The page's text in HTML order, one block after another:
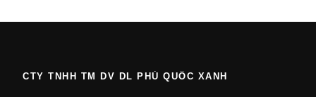
CTY TNHH TM DV DL PHÚ QUỐC XANH